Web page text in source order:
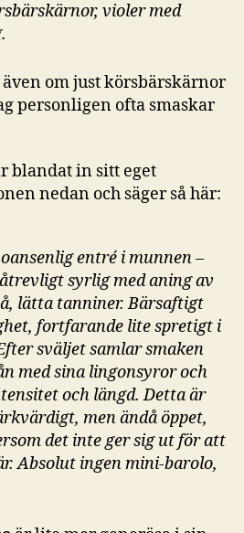
violer med
om just körsbärskärnor
personligen ofta smaskar
blandat in sitt eget
nedan och säger så här:
entré i munnen –
syrlig med aning av
lätta tanniner. Bärsaftigt
fortfarande lite spretigt i
sväljet samlar smaken
med sina lingonsyror och
och längd. Detta är
men ändå öppet,
det inte ger sig ut för att
Absolut ingen mini-barolo,